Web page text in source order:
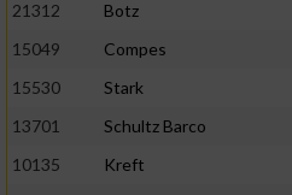
21312 Botz
15049
Compes
15530
Stark
13701
Schultz Barco
10135
Kreft